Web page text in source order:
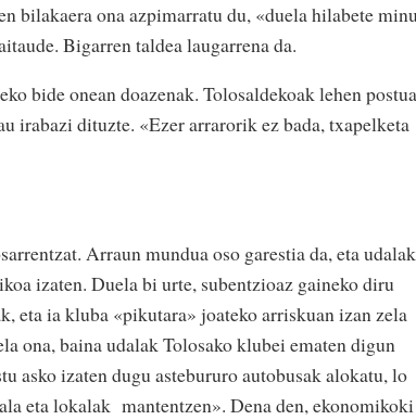
bilakaera ona azpimarratu du, «duela hilabete
Bigarren taldea laugarrena da.
bide onean doazenak. Tolosaldekoak lehen
irabazi dituzte. «Ezer arrarorik ez bada, txapelketa
Arraun mundua oso garestia da, eta udalak
izaten. Duela bi urte, subentzioaz gaineko diru
eta ia kluba «pikutara» joateko arriskuan izan zela
ona, baina udalak Tolosako klubei ematen digun
asko izaten dugu astebururo autobusak alokatu, lo
eta lokalak mantentzen». Dena den, ekonomikoki